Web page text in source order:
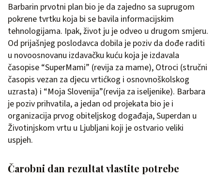
Barbarin prvotni plan bio je da zajedno sa suprugom
pokrene tvrtku koja bi se bavila informacijskim
tehnologijama. Ipak, život ju je odveo u drugom smjeru.
Od prijašnjeg poslodavca dobila je poziv da dođe raditi
u novoosnovanu izdavačku kuću koja je izdavala
časopise “SuperMami” (revija za mame), Otroci (stručni
časopis vezan za djecu vrtićkog i osnovnoškolskog
uzrasta) i “Moja Slovenija”(revija za iseljenike). Barbara
je poziv prihvatila, a jedan od projekata bio je i
organizacija prvog obiteljskog događaja, Superdan u
Životinjskom vrtu u Ljubljani koji je ostvario veliki
uspjeh.
Čarobni dan rezultat vlastite potrebe